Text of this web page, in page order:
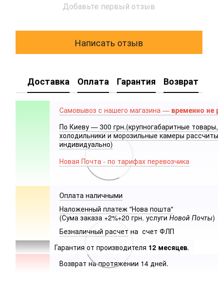
Добавьте первый отзыв
Написать отзыв
Доставка Оплата Гарантия Возврат
Самовывоз с нашего магазина — временно не
По Киеву — 300 грн.(крупногабаритные товары,
холодильники и морозильные камеры
индивидуально)
Новая Почта - по тарифах перевозчика
Оплата наличными
Наложенный платеж "Нова пошта"
(Сума заказа +2%+20 грн. услуги Новой Почты)
Безналичный расчет на счет ФЛП
Гарантия от производителя 12 месяцев.
Возврат на протяжении 14 дней.